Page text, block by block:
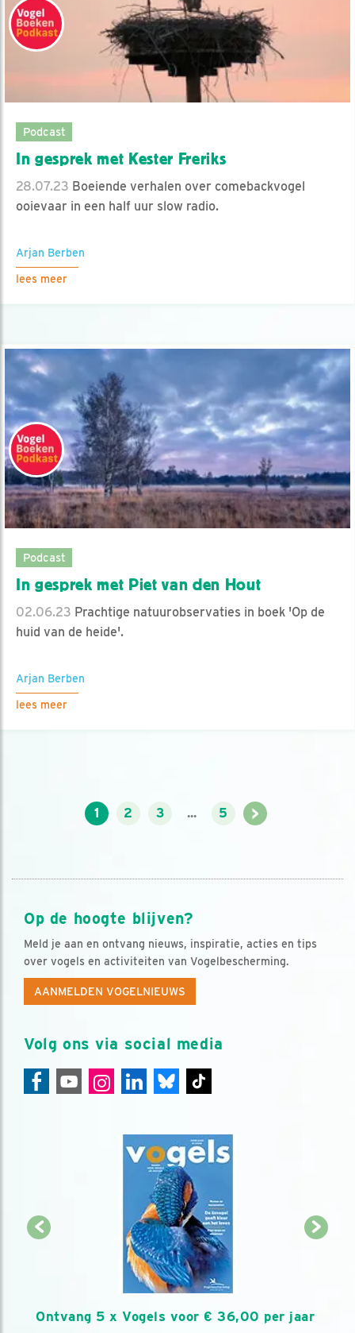
Podcast
In gesprek met Kester Freriks
28.07.23 Boeiende verhalen over comebackvogel
ooievaar in een half uur slow radio.
Arjan Berben
lees meer
Podcast
In gesprek met Piet van den Hout
02.06.23 Prachtige natuurobservaties in boek 'Op de
huid van de heide'.
Arjan Berben
lees meer
1 2 3 ... 5 >
Op de hoogte blijven?
Meld je aan en ontvang nieuws, inspiratie, acties en tips
over vogels en activiteiten van Vogelbescherming.
AANMELDEN VOGELNIEUWS
Volg ons via social media
Ontvang 5 x Vogels voor € 36,00 per jaar